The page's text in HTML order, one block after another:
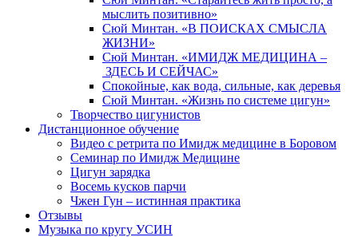
мыслить позитивно»
Сюй Минтан. «В ПОИСКАХ СМЫСЛА
ЖИЗНИ»
Сюй Минтан. «ИМИДЖ МЕДИЦИНА –
ЗДЕСЬ И СЕЙЧАС»
Спокойные, как вода, сильные, как деревья
Сюй Минтан. «Жизнь по системе цигун»
Творчество цигунистов
Дистанционное обучение
Видео с ретрита по Имидж медицине в Боровом
Семинар по Имидж Медицине
Цигун зарядка
Восемь кусков парчи
Чжен Гун – истинная практика
Отзывы
Музыка по кругу УСИН